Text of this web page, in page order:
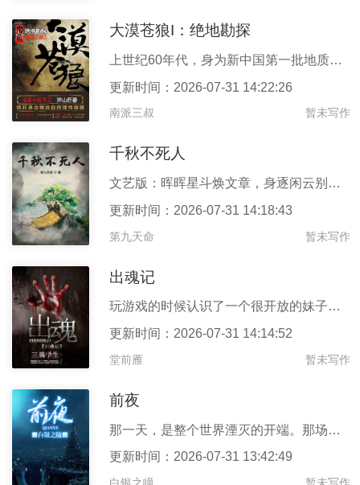
大漠苍狼I：绝地勘探
上世纪60年代，身为新中国第一批地质勘探队员，我们被秘密选调到
更新时间：2026-07-31 14:22:26
南派三叔 暂未写作
千秋不死人
文艺版：晖晖星斗焕文章，身逐闲云别帝乡。一粒丹于方外炼，百篇诗
更新时间：2026-07-31 14:18:43
第九天命 暂未写作
出魂记
玩游戏的时候认识了一个很开放的妹子，约出来见面后，本想请她吃一
更新时间：2026-07-31 14:14:52
堂前雁 暂未写作
前夜
那一天，是整个世界湮灭的开端。那场灾难席卷了整个人类，不管你原
更新时间：2026-07-31 13:42:49